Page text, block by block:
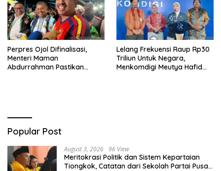
Perpres Ojol Difinalisasi,
Menteri Maman
Abdurrahman Pastikan
Lelang Frekuensi Raup Rp30
Triliun Untuk Negara,
Menkomdigi Meutya Hafid
Popular Post
August 3, 2026 96 View
Meritokrasi Politik dan Sistem Kepartaian
Tiongkok, Catatan dari Sekolah Partai Pusat